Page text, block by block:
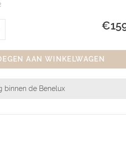
AAN WINKELWAGEN
binnen de Benelux